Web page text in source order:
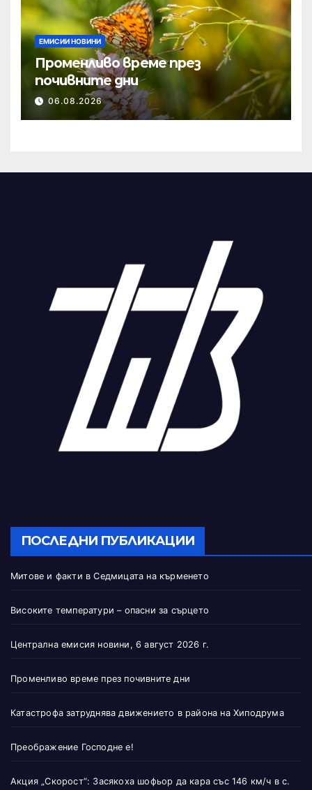
ЕМИСИИ НОВИНИ
Променливо време през
почивните дни
06.08.2026
ПОСЛЕДНИ ПУБЛИКАЦИИ
Митове и факти в Седмицата на кърменето
Високите температури – опасни за сърцето
Централна емисия новини, 6 август 2026 г.
Променливо време през почивните дни
Катастрофа затруднява движението в района на Хиподрума
Преображение Господне е!
Акция „Скорост“: Засякоха шофьор да кара със 146 км/ч в с.